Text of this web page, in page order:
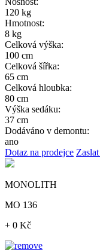
120 kg
Hmotnost:
8 kg
Celková výška:
100 cm
Celková šířka:
65 cm
Celková hloubka:
80 cm
Výška sedáku:
37 cm
Dodáváno v demontu:
ano
Dotaz na prodejce
MONOLITH
MO 136
+ 0 Kč